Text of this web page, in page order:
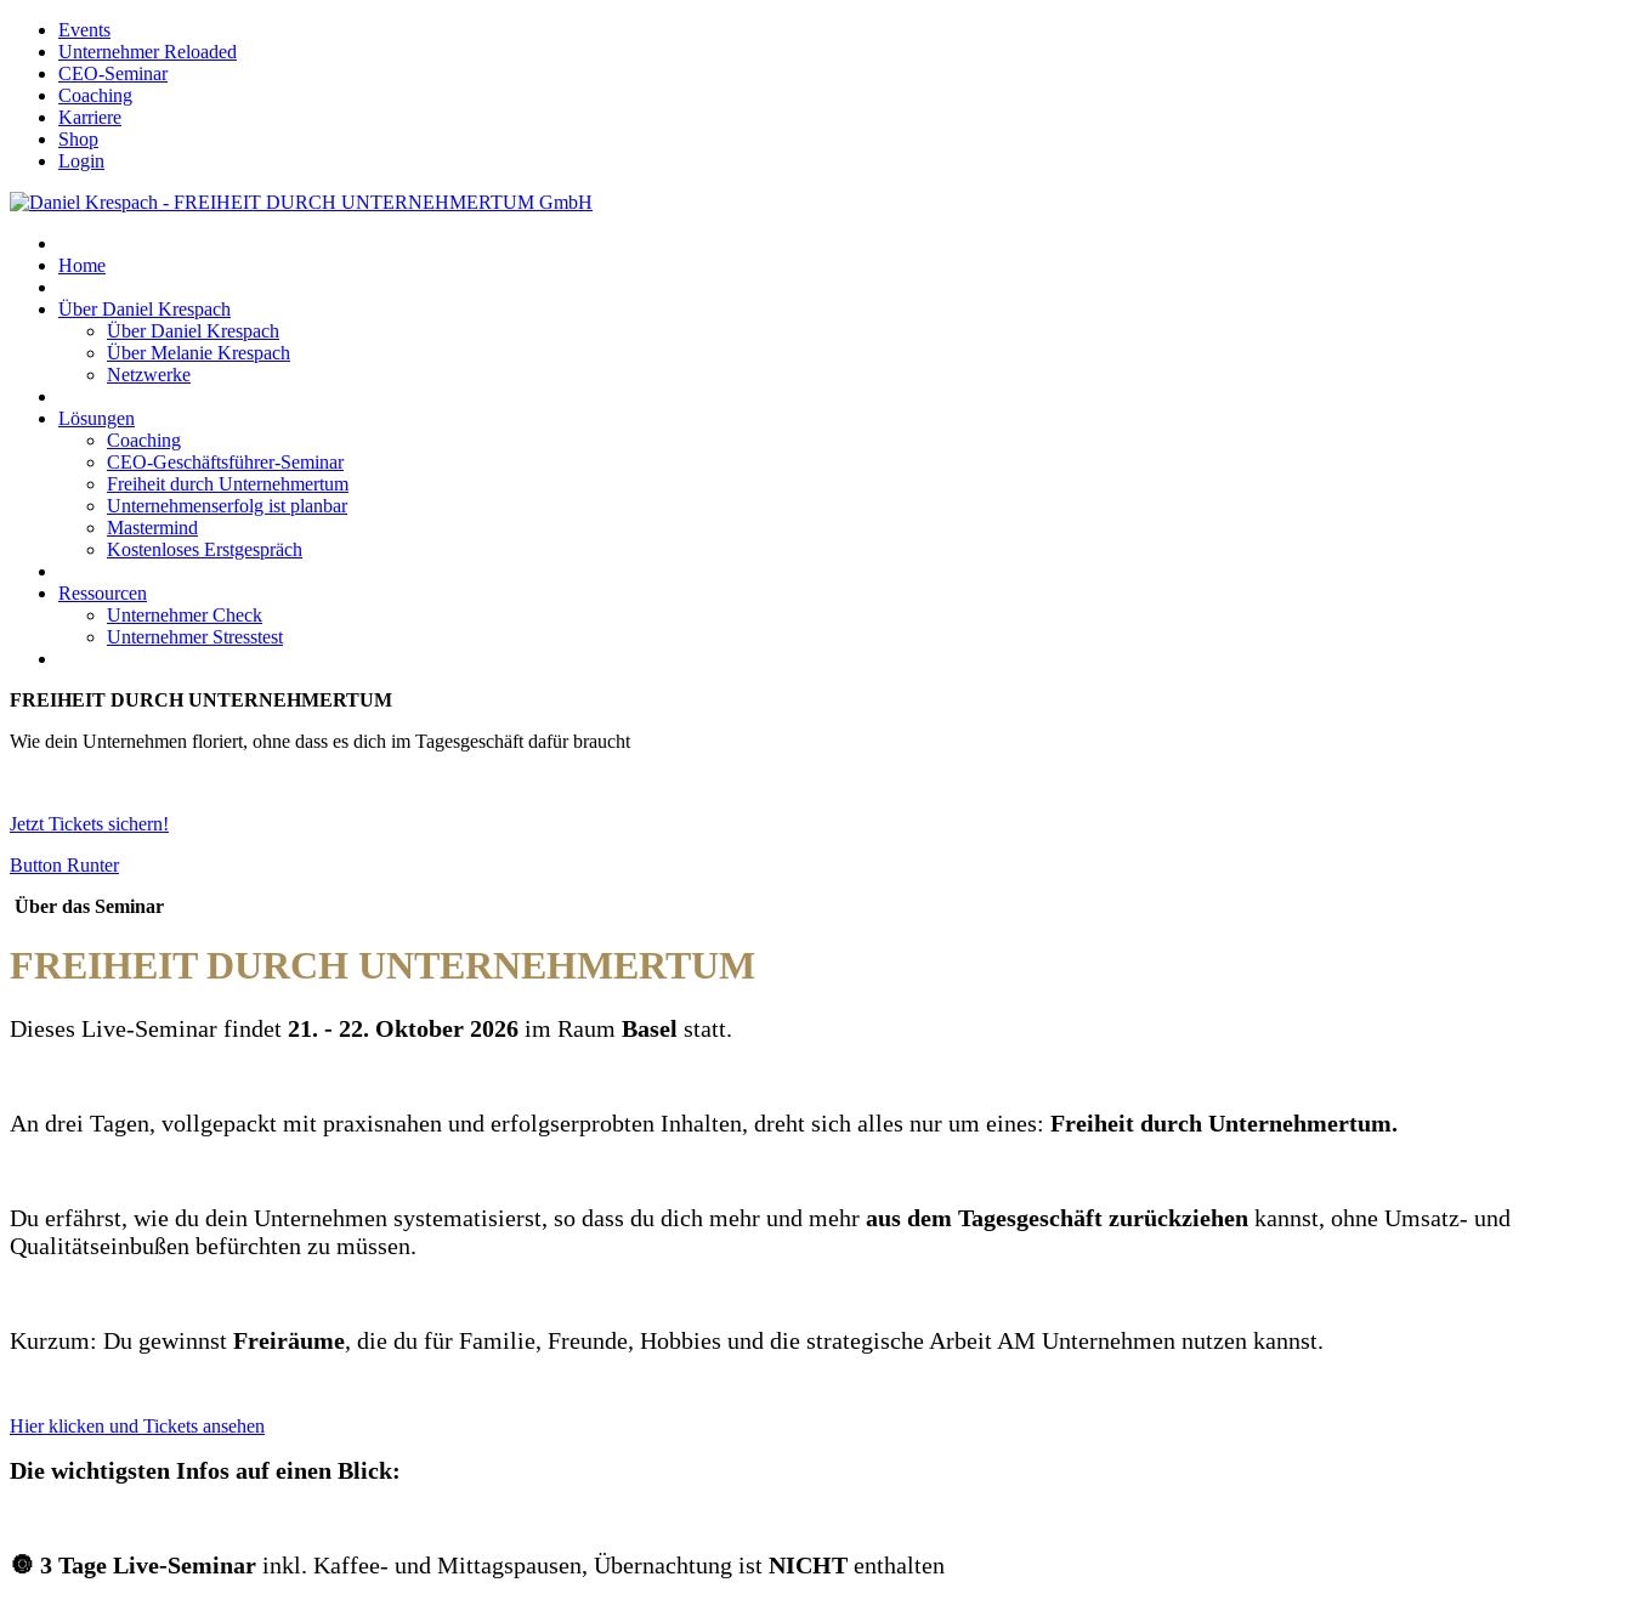
Events
Unternehmer Reloaded
CEO-Seminar
Coaching
Karriere
Shop
Login
Home
Über Daniel Krespach
Über Daniel Krespach
Über Melanie Krespach
Netzwerke
Lösungen
Coaching
CEO-Geschäftsführer-Seminar
Freiheit durch Unternehmertum
Unternehmenserfolg ist planbar
Mastermind
Kostenloses Erstgespräch
Ressourcen
Unternehmer Check
Unternehmer Stresstest
FREIHEIT DURCH UNTERNEHMERTUM
Wie dein Unternehmen floriert, ohne dass es dich im Tagesgeschäft dafür braucht
Jetzt Tickets sichern!
Button Runter
Über das Seminar
FREIHEIT DURCH UNTERNEHMERTUM
Dieses Live-Seminar findet 21. - 22. Oktober 2026 im Raum Basel statt.
An drei Tagen, vollgepackt mit praxisnahen und erfolgserprobten Inhalten, dreht sich alles nur um eines: Freiheit durch Unternehmertum.
Du erfährst, wie du dein Unternehmen systematisierst, so dass du dich mehr und mehr aus dem Tagesgeschäft zurückziehen kannst, ohne Umsatz- und
Qualitätseinbußen befürchten zu müssen.
Kurzum: Du gewinnst Freiräume, die du für Familie, Freunde, Hobbies und die strategische Arbeit AM Unternehmen nutzen kannst.
Hier klicken und Tickets ansehen
Die wichtigsten Infos auf einen Blick:
🔘 3 Tage Live-Seminar inkl. Kaffee- und Mittagspausen, Übernachtung ist NICHT enthalten